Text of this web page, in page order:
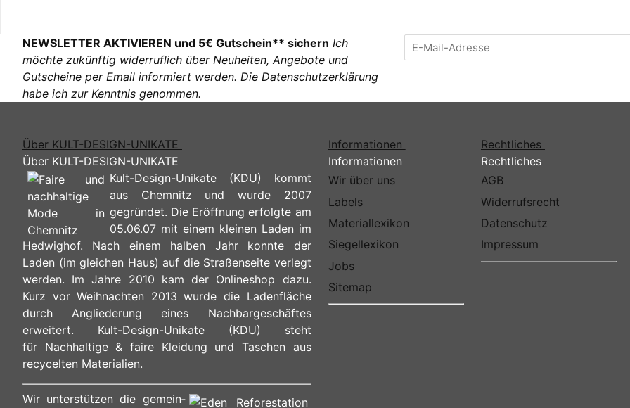
NEWSLETTER AKTIVIEREN und 5€ Gutschein** sichern Ich
möchte zukünftig widerruflich über Neuheiten, Angebote und
Gutscheine per Email informiert werden. Die Datenschutzerklärung
habe ich zur Kenntnis genommen.
Über KULT-DESIGN-UNIKATE
Über KULT-DESIGN-UNIKATE
Kult-Design-Unikate (KDU) kommt
aus Chemnitz und wurde 2007
gegründet. Die Eröffnung erfolgte am
05.06.07 mit einem kleinen Laden im
Hedwighof. Nach einem halben Jahr konnte der
Laden (im gleichen Haus) auf die Straßenseite verlegt
werden. Im Jahre 2010 kam der Onlineshop dazu.
Kurz vor Weihnachten 2013 wurde die Ladenfläche
durch Angliederung eines Nachbargeschäftes
erweitert. Kult-Design-Unikate (KDU) steht
für Nachhaltige & faire Kleidung und Taschen aus
recycelten Materialien.
Wir unterstützen die ge­mein­
Informationen
Informationen
Wir über uns
Labels
Materiallexikon
Siegellexikon
Jobs
Sitemap
Rechtliches
Rechtliches
AGB
Widerrufsrecht
Datenschutz
Impressum